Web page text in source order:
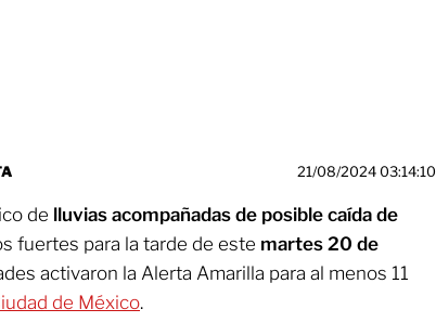
21/08/2024 03:14:10
de lluvias acompañadas de posible caída de
fuertes para la tarde de este martes 20 de
activaron la Alerta Amarilla para al menos 11
de México.